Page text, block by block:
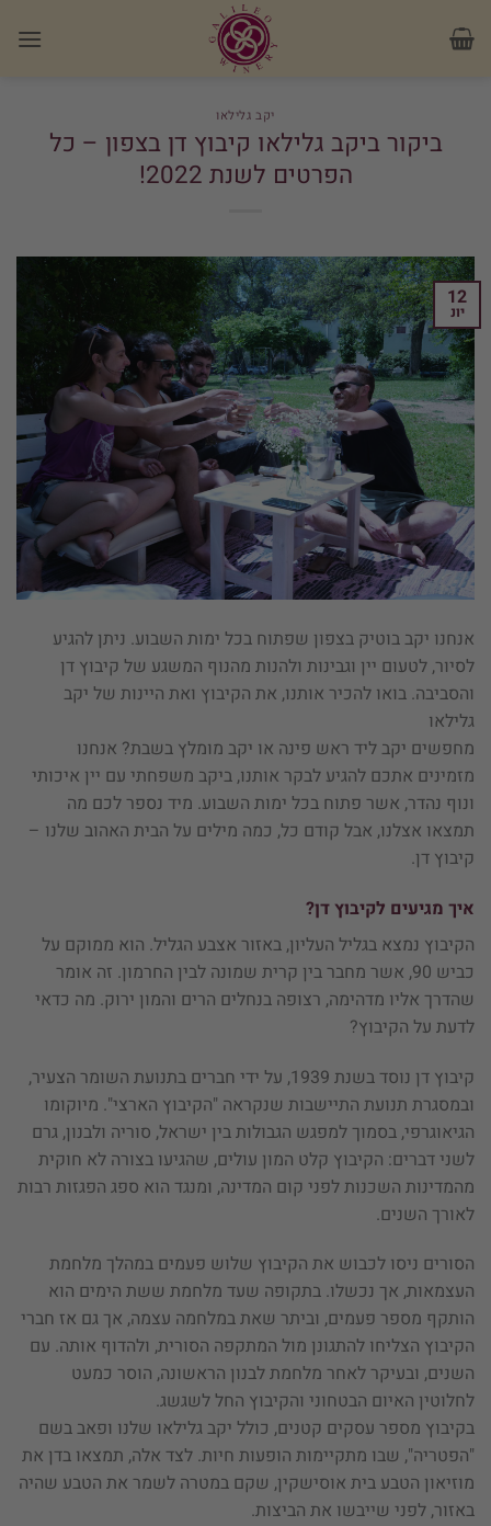
יקב גלילאו
ביקור ביקב גלילאו קיבוץ דן בצפון – כל
הפרטים לשנת 2022!
12
יונ
אנחנו יקב בוטיק בצפון שפתוח בכל ימות השבוע. ניתן להגיע
לסיור, לטעום יין וגבינות ולהנות מהנוף המשגע של קיבוץ דן
והסביבה. בואו להכיר אותנו, את הקיבוץ ואת היינות של יקב
גלילאו
מחפשים יקב ליד ראש פינה או יקב מומלץ בשבת? אנחנו
מזמינים אתכם להגיע לבקר אותנו, ביקב משפחתי עם יין איכותי
ונוף נהדר, אשר פתוח בכל ימות השבוע. מיד נספר לכם מה
תמצאו אצלנו, אבל קודם כל, כמה מילים על הבית האהוב שלנו –
קיבוץ דן.
איך מגיעים לקיבוץ דן?
הקיבוץ נמצא בגליל העליון, באזור אצבע הגליל. הוא ממוקם על
כביש 90, אשר מחבר בין קרית שמונה לבין החרמון. זה אומר
שהדרך אליו מדהימה, רצופה בנחלים הרים והמון ירוק. מה כדאי
לדעת על הקיבוץ?
קיבוץ דן נוסד בשנת 1939, על ידי חברים בתנועת השומר הצעיר,
ובמסגרת תנועת התיישבות שנקראה "הקיבוץ הארצי". מיוקומו
הגיאוגרפי, בסמוך למפגש הגבולות בין ישראל, סוריה ולבנון, גרם
לשני דברים: הקיבוץ קלט המון עולים, שהגיעו בצורה לא חוקית
מהמדינות השכנות לפני קום המדינה, ומנגד הוא ספג הפגזות רבות
לאורך השנים.
הסורים ניסו לכבוש את הקיבוץ שלוש פעמים במהלך מלחמת
העצמאות, אך נכשלו. בתקופה שעד מלחמת ששת הימים הוא
הותקף מספר פעמים, וביתר שאת במלחמה עצמה, אך גם אז חברי
הקיבוץ הצליחו להתגונן מול המתקפה הסורית, ולהדוף אותה. עם
השנים, ובעיקר לאחר מלחמת לבנון הראשונה, הוסר כמעט
לחלוטין האיום הבטחוני והקיבוץ החל לשגשג.
בקיבוץ מספר עסקים קטנים, כולל יקב גלילאו שלנו ופאב בשם
"הפטריה", שבו מתקיימות הופעות חיות. לצד אלה, תמצאו בדן את
מוזיאון הטבע בית אוסישקין, שקם במטרה לשמר את הטבע שהיה
באזור, לפני שייבשו את הביצות.